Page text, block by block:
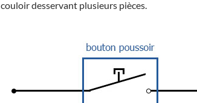
couloir desservant plusieurs pièces.